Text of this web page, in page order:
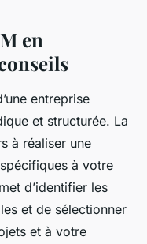
en
entreprise
et structurée. La
à réaliser une
à votre
d’identifier les
et de sélectionner
et à votre